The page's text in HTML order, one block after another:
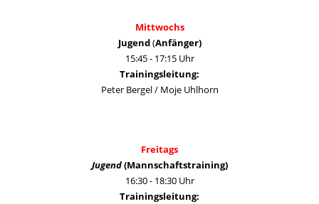
Mittwochs
Jugend(Anfänger)
15:45 - 17:15 Uhr
Trainingsleitung:
Peter Bergel / Moje Uhlhorn
Freitags
Jugend(Mannschaftstraining)
16:30 - 18:30 Uhr
Trainingsleitung: